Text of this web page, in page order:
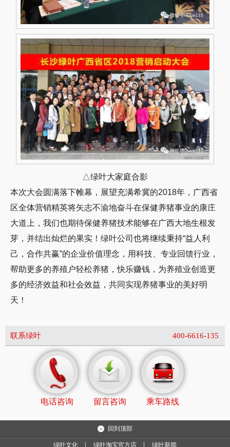
△绿叶大家庭合影
本次大会圆满落下帷幕，展望充满希冀的2018年，广西省
区全体营销精英将矢志不渝地奋斗在保健养猪事业的康庄
大道上，我们也期待保健养猪技术能够在广西大地生根发
芽，并结出灿烂的果实！绿叶公司也将继续秉持“益人利
己，合作共赢”的企业价值理念，用科技、专业回馈行业，
帮助更多的养殖户轻松养猪，快乐赚钱，为养殖业创造更
多的经济效益和社会效益，共同实现养猪事业的美好明
天！
联系绿叶 400-6616-135
电话咨询 留言咨询 乘车路线
回到顶部
绿叶文化 绿叶淘宝官方店 绿叶新闻